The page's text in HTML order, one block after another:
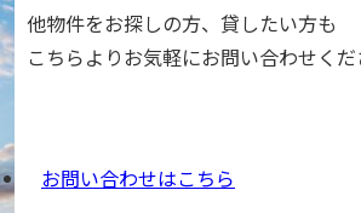
他物件をお探しの方、貸したい方も
こちらよりお気軽にお問い合わせくだ
お問い合わせはこちら